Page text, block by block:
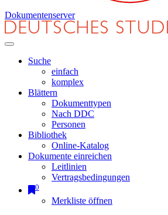
Dokumentenserver
Suche
einfach
komplex
Blättern
Dokumenttypen
Nach DDC
Personen
Bibliothek
Online-Katalog
Dokumente einreichen
Leitlinien
Vertragsbedingungen
0
Merkliste öffnen